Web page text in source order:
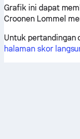
Grafik ini dapat
Croonen Lommel
Untuk pertandingan
halaman skor